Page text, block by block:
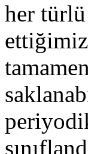
her türlü